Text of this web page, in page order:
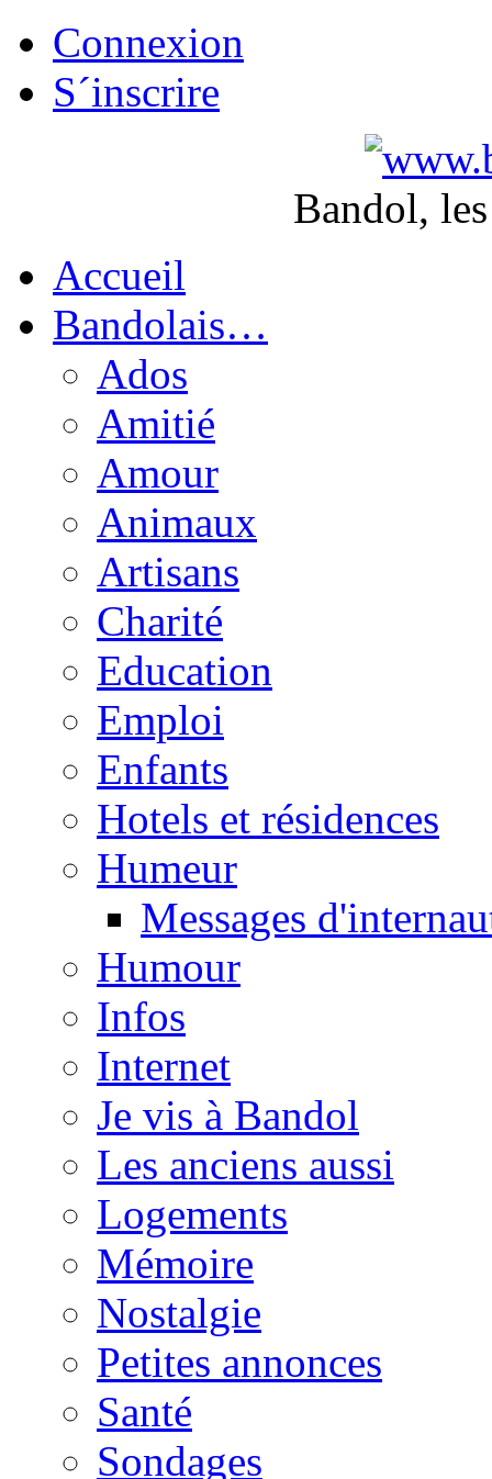
Connexion
S´inscrire
Bandol,
Accueil
Bandolais…
Ados
Amitié
Amour
Animaux
Artisans
Charité
Education
Emploi
Enfants
Hotels et résidences
Humeur
Messages
Humour
Infos
Internet
Je vis à Bandol
Les anciens aussi
Logements
Mémoire
Nostalgie
Petites annonces
Santé
Sondages